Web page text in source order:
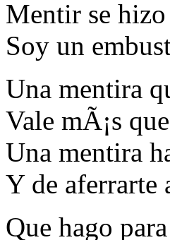
Mentir se
Soy un
Una mentira
Vale mÃ¡s
Una mentira
Y de aferrarte
Que hago